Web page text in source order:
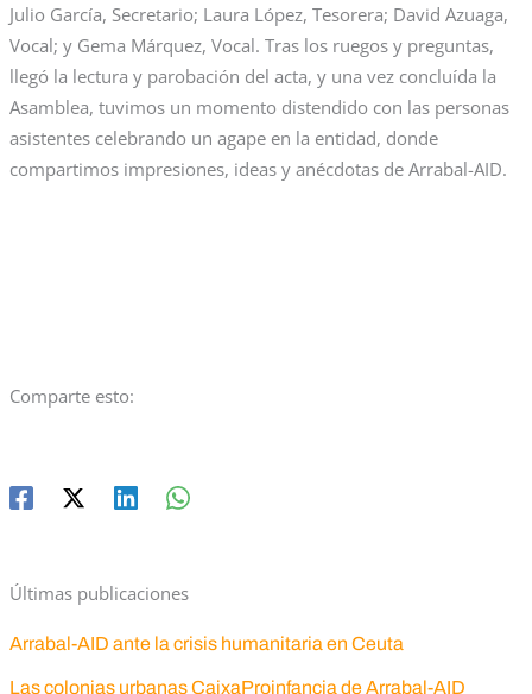
Julio García, Secretario; Laura López, Tesorera; David Azuaga,
Vocal; y Gema Márquez, Vocal. Tras los ruegos y preguntas,
llegó la lectura y parobación del acta, y una vez concluída la
Asamblea, tuvimos un momento distendido con las personas
asistentes celebrando un agape en la entidad, donde
compartimos impresiones, ideas y anécdotas de Arrabal-AID.
Comparte esto:
Últimas publicaciones
Arrabal-AID ante la crisis humanitaria en Ceuta
Las colonias urbanas CaixaProinfancia de Arrabal-AID